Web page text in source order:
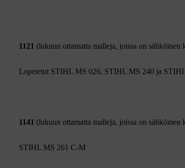
1121 (lukuun ottamatta malleja, joissa on
Lopetetut STIHL MS 026, STIHL MS 240 ja
1141 (lukuun ottamatta malleja, joissa on
STIHL MS 261 C-M